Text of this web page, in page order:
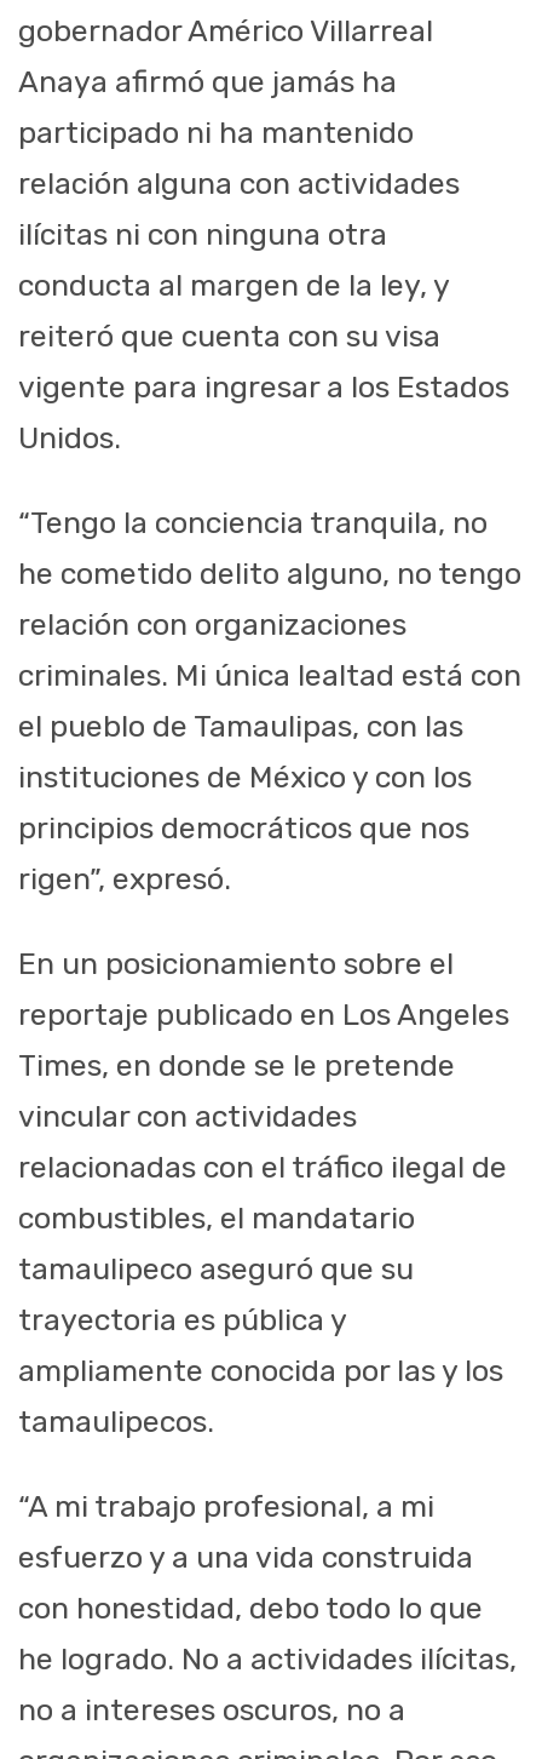
gobernador Américo Villarreal
Anaya afirmó que jamás ha
participado ni ha mantenido
relación alguna con actividades
ilícitas ni con ninguna otra
conducta al margen de la ley, y
reiteró que cuenta con su visa
vigente para ingresar a los Estados
Unidos.
“Tengo la conciencia tranquila, no
he cometido delito alguno, no tengo
relación con organizaciones
criminales. Mi única lealtad está con
el pueblo de Tamaulipas, con las
instituciones de México y con los
principios democráticos que nos
rigen”, expresó.
En un posicionamiento sobre el
reportaje publicado en Los Angeles
Times, en donde se le pretende
vincular con actividades
relacionadas con el tráfico ilegal de
combustibles, el mandatario
tamaulipeco aseguró que su
trayectoria es pública y
ampliamente conocida por las y los
tamaulipecos.
“A mi trabajo profesional, a mi
esfuerzo y a una vida construida
con honestidad, debo todo lo que
he logrado. No a actividades ilícitas,
no a intereses oscuros, no a